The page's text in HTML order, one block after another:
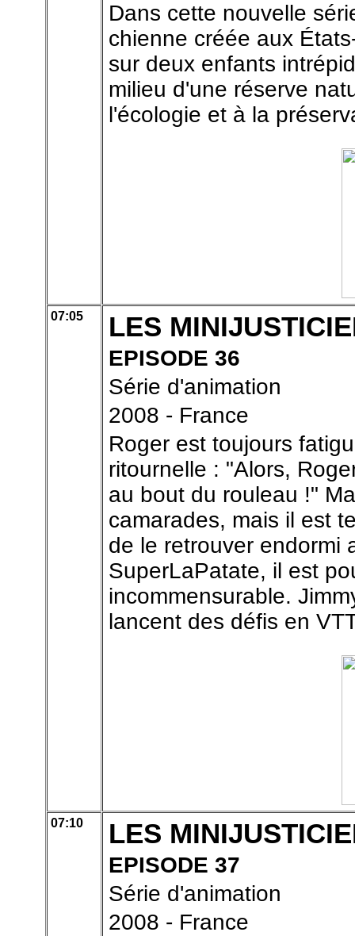
Dans cette nouvelle
chienne créée aux
sur deux enfants
milieu d'une réserve
l'écologie et à la
07:05 LES
EPISODE 36
Série d'animation
2008 - France
Roger est toujours
ritournelle : "Alors,
au bout du rouleau !"
camarades, mais il est
de le retrouver endormi
SuperLaPatate, il est
incommensurable.
lancent des défis en
07:10 LES
EPISODE 37
Série d'animation
2008 - France